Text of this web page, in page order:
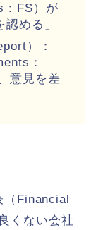
FS）が
める」
）：
：
意見を差
（Financial
くない会社